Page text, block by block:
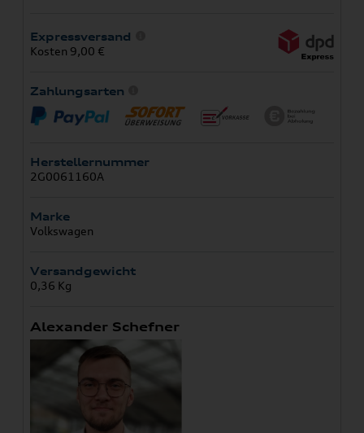
Expressversand
Kosten 9,00 €
Zahlungsarten
Herstellernummer
2G0061160A
Marke
Volkswagen
Versandgewicht
0,36 Kg
Alexander Schefner